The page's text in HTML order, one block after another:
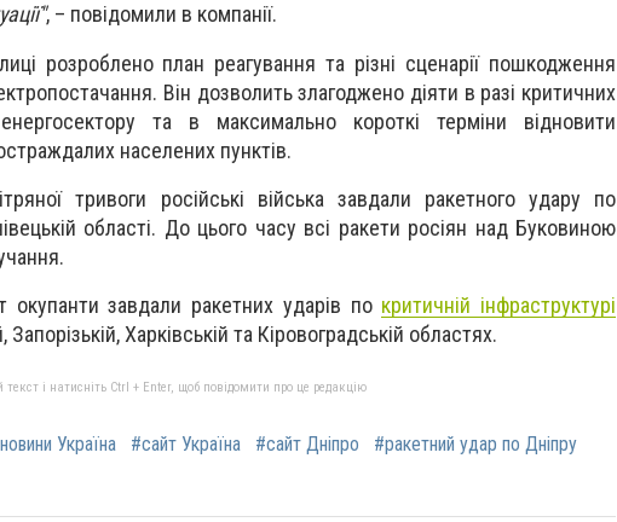
, – повідомили в компанії.
розроблено план реагування та різні сценарії пошкодження
Він дозволить злагоджено діяти в разі критичних
та в максимально короткі терміни відновити
населених пунктів.
тривоги російські війська завдали ракетного удару по
області. До цього часу всі ракети росіян над Буковиною
завдали ракетних ударів по критичній інфраструктурі
Запорізькій, Харківській та Кіровоградській областях.
і натисніть Ctrl + Enter, щоб повідомити про це редакцію
Україна #сайт Україна #сайт Дніпро
#ракетний удар по Дніпру